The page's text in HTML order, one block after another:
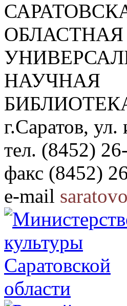
ОБЛАСТНАЯ
НАУЧНАЯ
г.Саратов,
тел. (8452)
факс (8452)
e-mail